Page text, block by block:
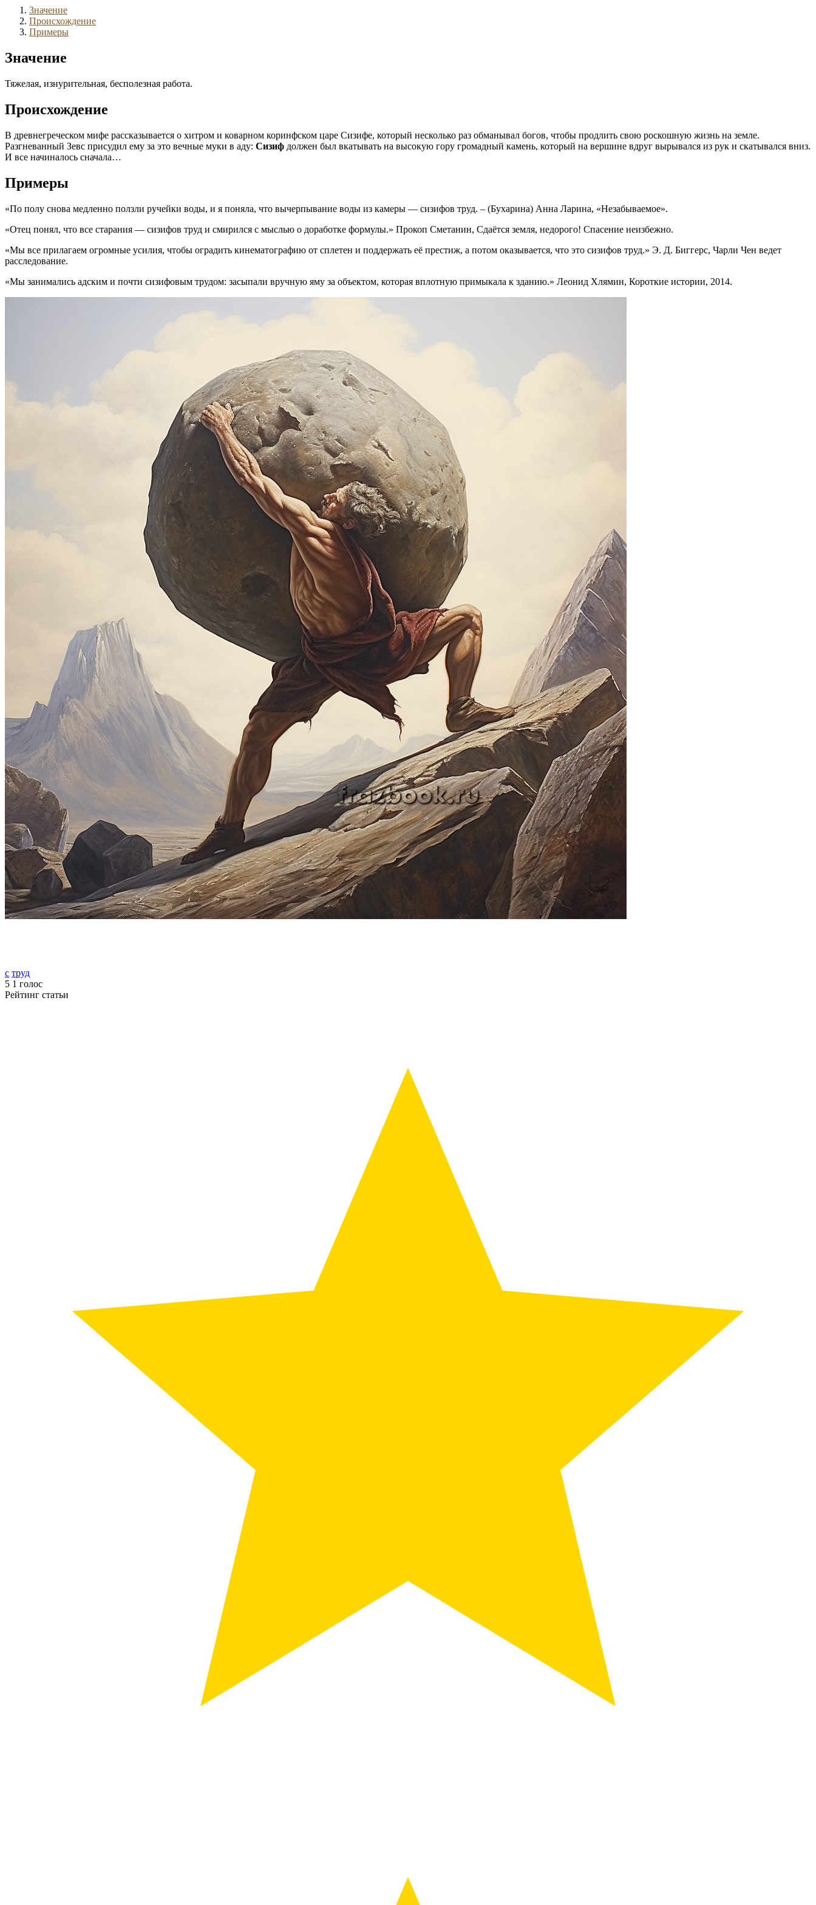
Значение
Происхождение
Примеры
Значение
Тяжелая, изнурительная, бесполезная работа.
Происхождение
В древнегреческом мифе рассказывается о хитром и коварном коринфском царе Сизифе, который несколько раз обманывал богов, чтобы продлить свою роскошную жизнь на земле.
Разгневанный Зевс присудил ему за это вечные муки в аду: Сизиф должен был вкатывать на высокую гору громадный камень, который на вершине вдруг вырывался из рук и скатывался вниз.
И все начиналось сначала…
Примеры
«По полу снова медленно ползли ручейки воды, и я поняла, что вычерпывание воды из камеры — сизифов труд. – (Бухарина) Анна Ларина, «Незабываемое».
«Отец понял, что все старания — сизифов труд и смирился с мыслью о доработке формулы.» Прокоп Сметанин, Сдаётся земля, недорого! Спасение неизбежно.
«Мы все прилагаем огромные усилия, чтобы оградить кинематографию от сплетен и поддержать её престиж, а потом оказывается, что это сизифов труд.» Э. Д. Биггерс, Чарли Чен ведет
расследование.
«Мы занимались адским и почти сизифовым трудом: засыпали вручную яму за объектом, которая вплотную примыкала к зданию.» Леонид Хлямин, Короткие истории, 2014.
с труд
5 1 голос
Рейтинг статьи